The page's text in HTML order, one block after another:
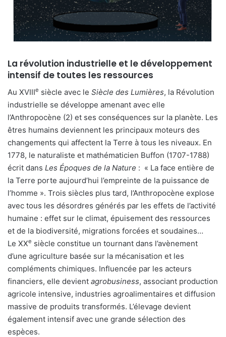
La révolution industrielle et le développement
intensif de toutes les ressources
Au XVIIIe siècle avec le Siècle des Lumières, la Révolution
industrielle se développe amenant avec elle
l’Anthropocène (2) et ses conséquences sur la planète. Les
êtres humains deviennent les principaux moteurs des
changements qui affectent la Terre à tous les niveaux. En
1778, le naturaliste et mathématicien Buffon (1707-1788)
écrit dans Les Époques de la Nature : « La face entière de
la Terre porte aujourd’hui l’empreinte de la puissance de
l’homme ». Trois siècles plus tard, l’Anthropocène explose
avec tous les désordres générés par les effets de l’activité
humaine : effet sur le climat, épuisement des ressources
et de la biodiversité, migrations forcées et soudaines…
Le XXe siècle constitue un tournant dans l’avènement
d’une agriculture basée sur la mécanisation et les
compléments chimiques. Influencée par les acteurs
financiers, elle devient agrobusiness, associant production
agricole intensive, industries agroalimentaires et diffusion
massive de produits transformés. L’élevage devient
également intensif avec une grande sélection des
espèces.